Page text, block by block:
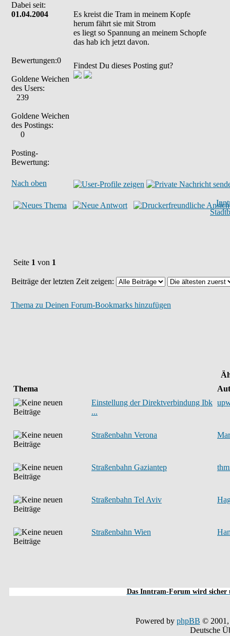
Dabei seit:
01.04.2004
Bewertungen:0
Goldene Weichen
des Users:
239
Goldene Weichen
des Postings:
0
Posting-
Bewertung:
Es kreist die Tram in meinem Kopfe
herum fährt sie mit Strom
es liegt so Spannung an meinem Schopfe
das hab ich jetzt davon.
Findest Du dieses Posting gut?
Nach oben
Seite 1 von 1
Beiträge der letzten Zeit zeigen:
Thema zu Deinen Forum-Bookmarks hinzufügen
Thema
Einstellung der Direktverbindung Ibk
...
Straßenbahn Verona
Straßenbahn Gaziantep
Straßenbahn Tel Aviv
Straßenbahn Wien
Das Inntram-Forum wird sicher
Powered by phpBB © 2001,
Deutsche